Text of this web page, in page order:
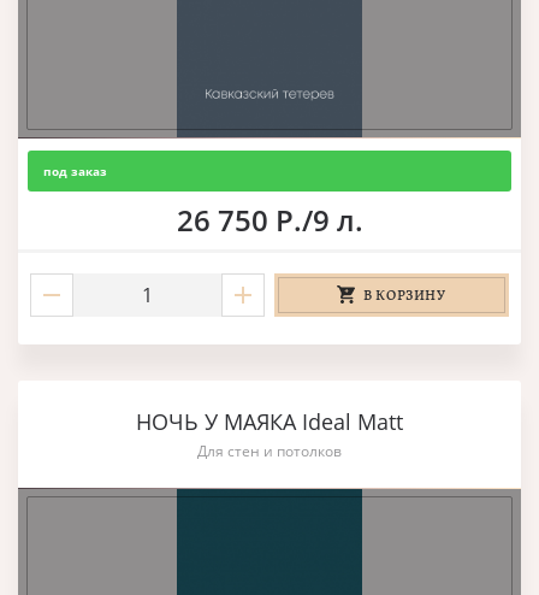
под заказ
26 750 Р./9 л.
В КОРЗИНУ
НОЧЬ У МАЯКА Ideal Matt
Для стен и потолков